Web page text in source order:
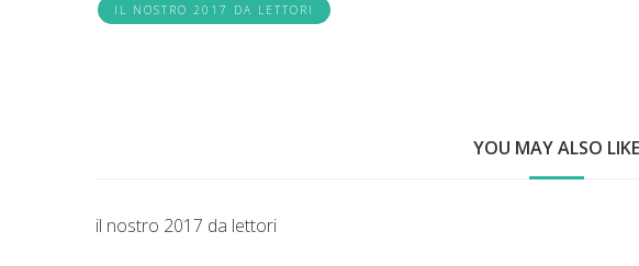
IL NOSTRO 2017 DA LETTORI
YOU MAY ALSO LIKE
il nostro 2017 da lettori